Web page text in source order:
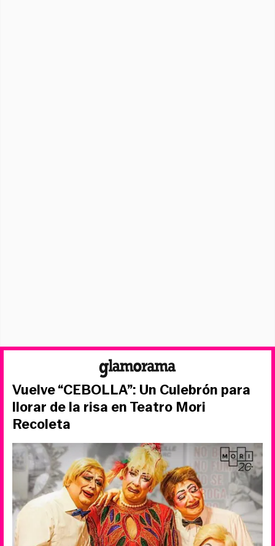
Vuelve “CEBOLLA”: Un Culebrón para
llorar de la risa en Teatro Mori
Recoleta